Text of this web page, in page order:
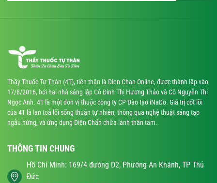
Thầy Thuốc Tự Thân (4T), tiền thân là Dien Chan Online, được thành lập vào
17/8/2016, bởi hai nhà sáng lập Cô Đinh Thị Hương Thảo và Cô Nguyễn Thị
Ngọc Anh. 4T là một đơn vị thuộc công ty CP Đào tạo iNaDo. Giá trị cốt lõi
của 4T là lan toả lối sống thuận tự nhiên, thông qua nghệ thuật sáng tạo
ngẫu hứng, và ứng dụng Diện Chẩn chữa lành thân tâm.
THÔNG TIN CHUNG
Hồ Chí Minh: 169/4 đường D2, Phường An Khánh, TP Thủ
Đức